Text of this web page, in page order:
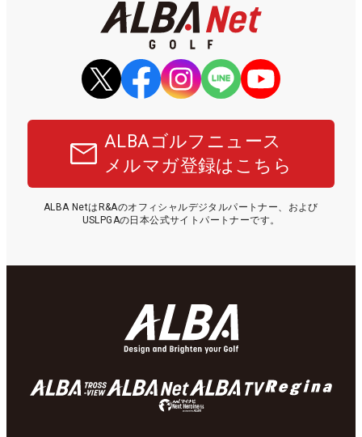
ALBAゴルフニュース
メルマガ登録はこちら
ALBA NetはR&Aのオフィシャルデジタルパートナー、および
USLPGAの日本公式サイトパートナーです。